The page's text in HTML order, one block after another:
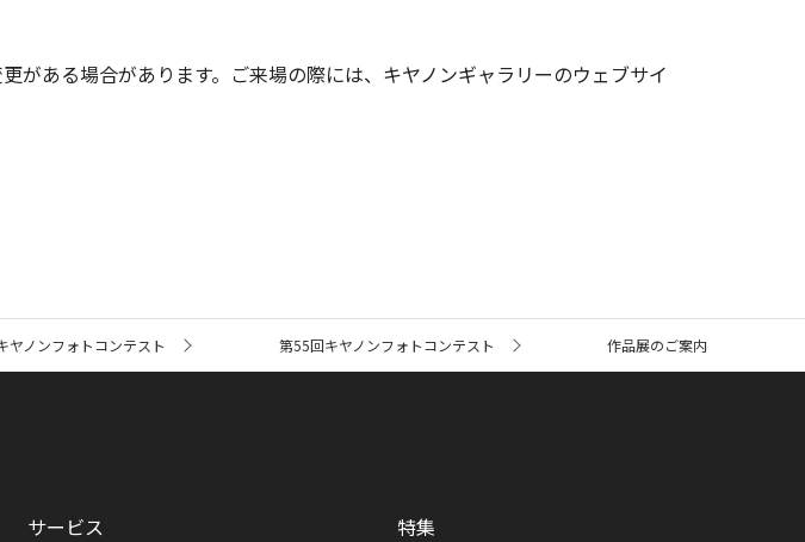
ある場合があります。ご来場の際には、キヤノンギャラリーのウェブサイ
ヤノンフォトコンテスト 第55回キヤノンフォトコンテスト 作品展のご案内
サービス 特集